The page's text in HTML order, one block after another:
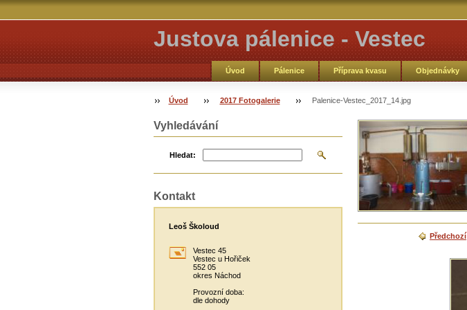
Justova pálenice - Vestec
Úvod Pálenice Příprava kvasu Objednávky
Úvod 2017 Fotogalerie Palenice-Vestec_2017_14.jpg
Předchozí
Vyhledávání
Hledat:
Kontakt
Leoš Školoud
Vestec 45
Vestec u Hořiček
552 05
okres Náchod
Provozní doba:
dle dohody